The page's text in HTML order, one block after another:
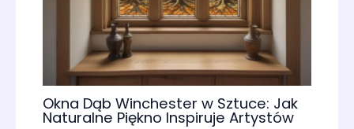
Okna Dąb Winchester w Sztuce: Jak
Naturalne Piękno Inspiruje Artystów